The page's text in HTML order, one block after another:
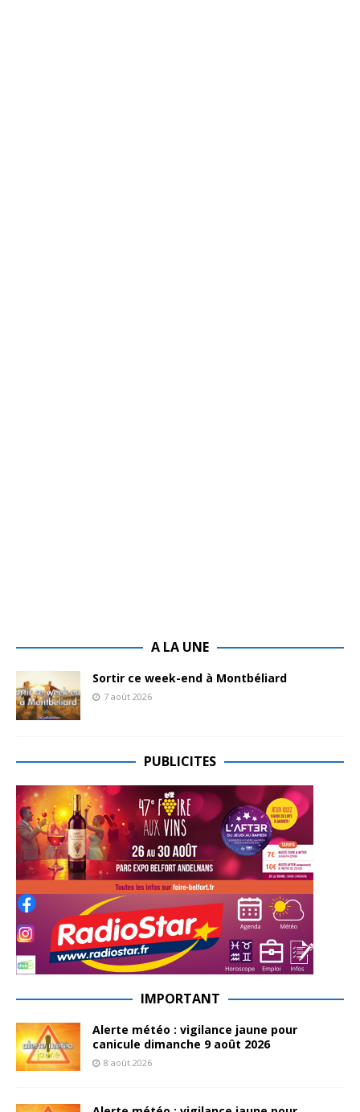
A LA UNE
Sortir ce week-end à Montbéliard
7 août 2026
PUBLICITES
IMPORTANT
Alerte météo : vigilance jaune pour
canicule dimanche 9 août 2026
8 août 2026